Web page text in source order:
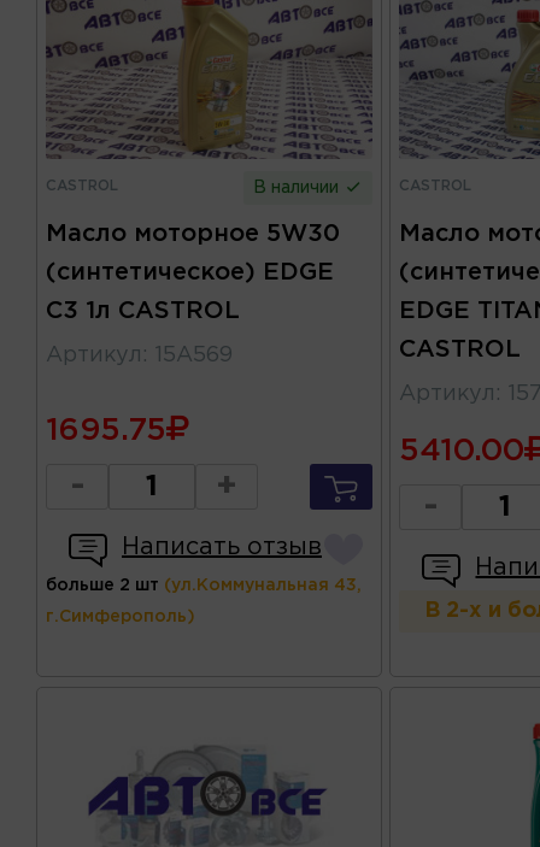
CASTROL В наличии
Масло моторное 5W30
(синтетическое) EDGE
C3 1л CASTROL
Артикул : 15A569
1695.75
- +
Написать отзыв
больше 2 шт (ул.Коммунальная 43,
г.Симферополь)
CASTROL
Масло
EDGE
CASTROL
Артикул :
5410.00
-
В 2-х и